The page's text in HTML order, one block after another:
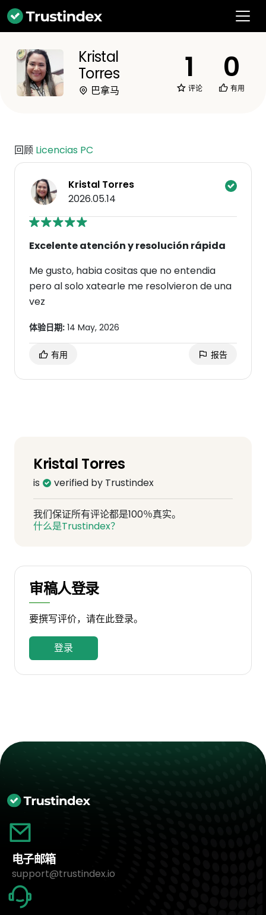
Kristal
Torres
巴拿马
1
评论
0
有用
回顾 Licencias PC
Kristal Torres
2026.05.14
Excelente atención y resolución rápida
Me gusto, habia cositas que no entendia
pero al solo xatearle me resolvieron de una
vez
体验日期: 14 May, 2026
有用 报告
Kristal Torres
is verified by Trustindex
我们保证所有评论都是100％真实。
什么是Trustindex？
审稿人登录
要撰写评价，请在此登录。
登录
电子邮箱
support@trustindex.io